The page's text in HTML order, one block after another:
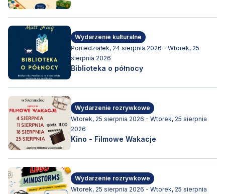
Wydarzenie kulturalne
Poniedziałek, 24 sierpnia 2026 - Wtorek, 25
sierpnia 2026
Biblioteka o północy
Wydarzenie rozrywkowe
Wtorek, 25 sierpnia 2026 - Wtorek, 25 sierpnia
2026
Kino - Filmowe Wakacje
Wydarzenie rozrywkowe
Wtorek, 25 sierpnia 2026 - Wtorek, 25 sierpnia